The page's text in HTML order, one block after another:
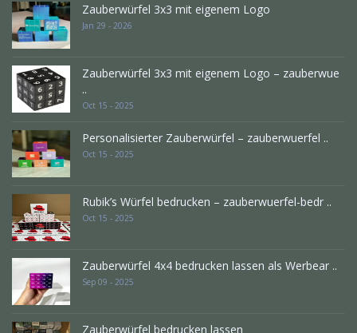
Zauberwürfel 3x3 mit eigenem Logo
Jan 29 - 2026
Zauberwürfel 3x3 mit eigenem Logo – zauberwue
..
Oct 15 - 2025
Personalisierter Zauberwürfel – zauberwuerfel ..
Oct 15 - 2025
Rubik’s Würfel bedrucken – zauberwuerfel-bedr ..
Oct 15 - 2025
Zauberwürfel 4x4 bedrucken lassen als Werbear ..
Sep 09 - 2025
Zauberwürfel bedrucken lassen